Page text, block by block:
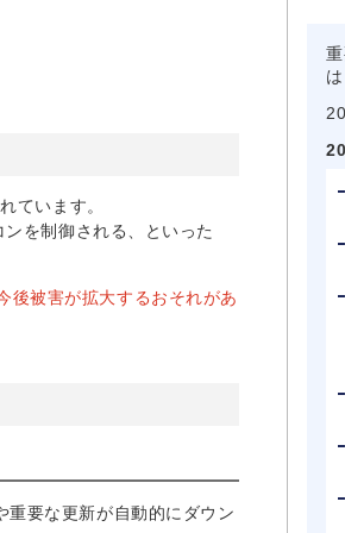
ています。
を制御される、といった
後被害が拡大するおそれがあ
要な更新が自動的にダウン
は